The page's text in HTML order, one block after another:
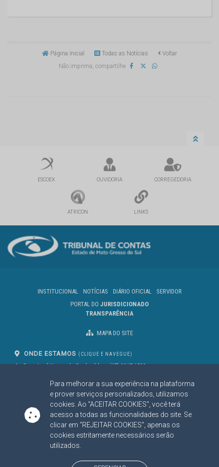
Para melhorar a sua experiência na plataforma
e prover serviços personalizados, utilizamos
cookies. Ao "ACEITAR COOKIES", você terá
acesso a todas as funcionalidades do site. Se
clicar em "REJEITAR COOKIES", apenas os
cookies estritamente necessários serão
utilizados.
Página Inicial Todas as Notícias
Voltar
Não imprima, compartilhe
ESCOEX OUVIDORIA CORREGEDORIA
ATRICON LINKS
INSTITUCIONAL NOTÍCIAS DIÁRIO OFICIAL
SERVIDOR
PORTAL DO JURISDICIONADO
TRANSPARÊNCIA
MAPA DO SITE
ONDE ESTAMOS (CLIQUE E NAVEGUE)
Av. Des. José Nunes da Cunha, bloco
Campo Grande/MS
CEP: 79031-310
(67) 3317-1500
SIGA NOSSAS REDES SOCIAIS
Linked InYoutube
Facebook
X